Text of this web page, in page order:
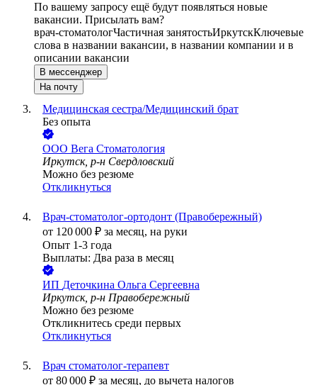
По вашему запросу ещё будут появляться новые
вакансии. Присылать вам?
врач-стоматологЧастичная занятостьИркутскКлючевые
слова в названии вакансии, в названии компании и в
описании вакансии
В мессенджер
На почту
Медицинская сестра/Медицинский брат
Без опыта
ООО Вега Стоматология
Иркутск, р-н Свердловский
Можно без резюме
Откликнуться
Врач-стоматолог-ортодонт (Правобережный)
от 120 000 ₽ за месяц, на руки
Опыт 1-3 года
Выплаты: Два раза в месяц
ИП Деточкина Ольга Сергеевна
Иркутск, р-н Правобережный
Можно без резюме
Откликнитесь среди первых
Откликнуться
Врач стоматолог-терапевт
от 80 000 ₽ за месяц, до вычета налогов